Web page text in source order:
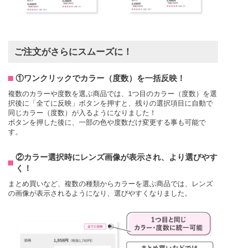
ご注文がさらにスムーズに！
①ワンクリックでカラー（度数）を一括反映！
複数のカラーや度数を選ぶ商品では、1つ目のカラー（度数）を選
択後に「全てに反映」ボタンを押すと、残りの選択項目に自動で
同じカラー（度数）が入るようになりました！
ボタンを押した後に、一部の色や度数だけ変更する事も可能で
す。
②カラー選択時にレンズ画像が表示され、より選びやす
く！
まとめ買いなど、複数の種類からカラーを選ぶ商品では、レンズ
の画像が表示されるようになり、選びやすくなりました。